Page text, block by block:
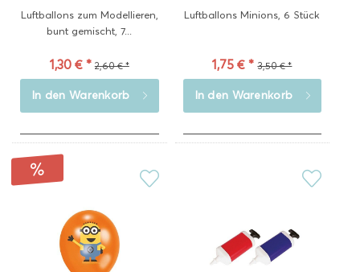
Luftballons zum Modellieren,
bunt gemischt, 7...
1,30 € * 2,60 € *
In den Warenkorb
Luftballons Minions, 6 Stück
1,75 € * 3,50 € *
In den Warenkorb